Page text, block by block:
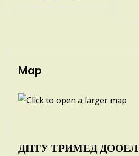
Map
ДПТУ ТРИМЕД ДООЕЛ